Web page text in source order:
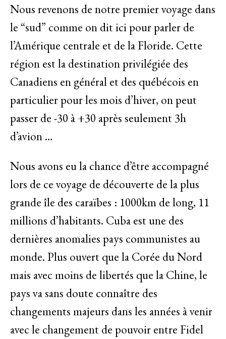
Nous revenons de notre premier voyage dans
le “sud” comme on dit ici pour parler de
l’Amérique centrale et de la Floride. Cette
région est la destination privilégiée des
Canadiens en général et des québécois en
particulier pour les mois d’hiver, on peut
passer de -30 à +30 après seulement 3h
d’avion …
Nous avons eu la chance d’être accompagné
lors de ce voyage de découverte de la plus
grande île des caraïbes : 1000km de long, 11
millions d’habitants. Cuba est une des
dernières anomalies pays communistes au
monde. Plus ouvert que la Corée du Nord
mais avec moins de libertés que la Chine, le
pays va sans doute connaître des
changements majeurs dans les années à venir
avec le changement de pouvoir entre Fidel